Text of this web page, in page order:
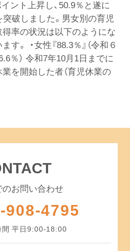
ント上昇し、50.9％と遂に
突破しました。男女別の育児
得率の状況は以下のようにな
す。 ・女性『88.3％』（令和６
％） 令和7年10月1日までに
業を開始した者（育児休業の
のお問い合わせ
908-4795
間 平日9:00-18:00